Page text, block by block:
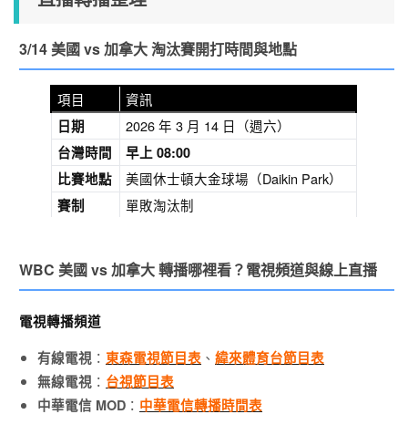
3/14 美國 vs 加拿大 淘汰賽開打時間與地點
項目 資訊
日期 2026 年 3 月 14 日（週六）
台灣時間
早上 08:00
比賽地點
美國休士頓大金球場（Daikin Park）
賽制 單敗淘汰制
WBC 美國 vs 加拿大 轉播哪裡看？電視頻道與線上直播
電視轉播頻道
有線電視 ： 東森電視節目表 、緯來體育台節目表
無線電視 ： 台視節目表
中華電信 MOD ： 中華電信轉播時間表